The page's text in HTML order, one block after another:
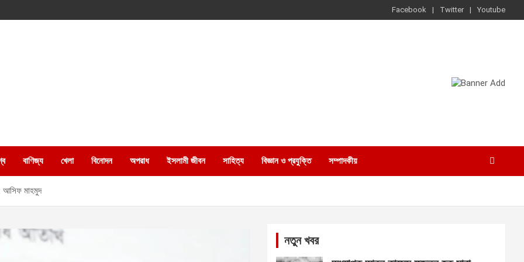
Facebook Twitter Youtube
বাণিজ্য খেলা বিনোদন অপরাধ ইসলামী জীবন সাহিত্য বিজ্ঞান ও প্রযুক্তি সম্পাদকীয়
আসিফ মাহমুদ
নতুন খবর